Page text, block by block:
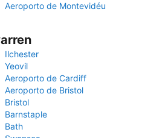
Aeroporto de Montevidéu
Ilchester
Yeovil
Aeroporto de Cardiff
Aeroporto de Bristol
Bristol
Barnstaple
Bath